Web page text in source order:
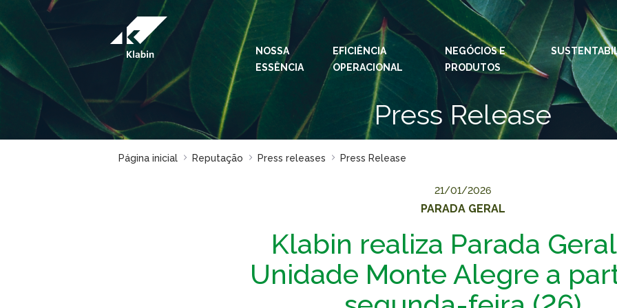
Pular para o Conteúdo principal
NOSSA
ESSÊNCIA
EFICIÊNCIA
OPERACIONAL
NEGÓCIOS E
PRODUTOS
Press Release
IDIOMAS: PT EN
ESPAÇOS KLABIN
Relações com
Investidores
Plante com a
Klabin
Importam
Painel ASG
Página inicial Reputação Press releases Press Release
21/01/2026
PARADA GERAL
Klabin realiza Parada
Unidade Monte Alegre a